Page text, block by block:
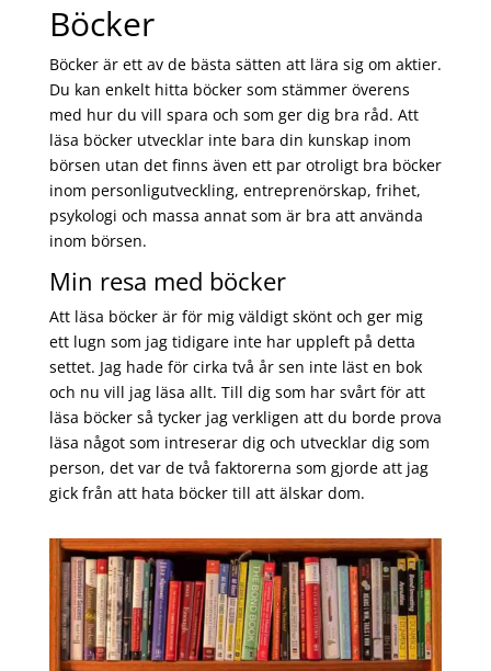
Böcker
Böcker är ett av de bästa sätten att lära sig om aktier.
Du kan enkelt hitta böcker som stämmer överens
med hur du vill spara och som ger dig bra råd. Att
läsa böcker utvecklar inte bara din kunskap inom
börsen utan det finns även ett par otroligt bra böcker
inom personligutveckling, entreprenörskap, frihet,
psykologi och massa annat som är bra att använda
inom börsen.
Min resa med böcker
Att läsa böcker är för mig väldigt skönt och ger mig
ett lugn som jag tidigare inte har uppleft på detta
settet. Jag hade för cirka två år sen inte läst en bok
och nu vill jag läsa allt. Till dig som har svårt för att
läsa böcker så tycker jag verkligen att du borde prova
läsa något som intreserar dig och utvecklar dig som
person, det var de två faktorerna som gjorde att jag
gick från att hata böcker till att älskar dom.